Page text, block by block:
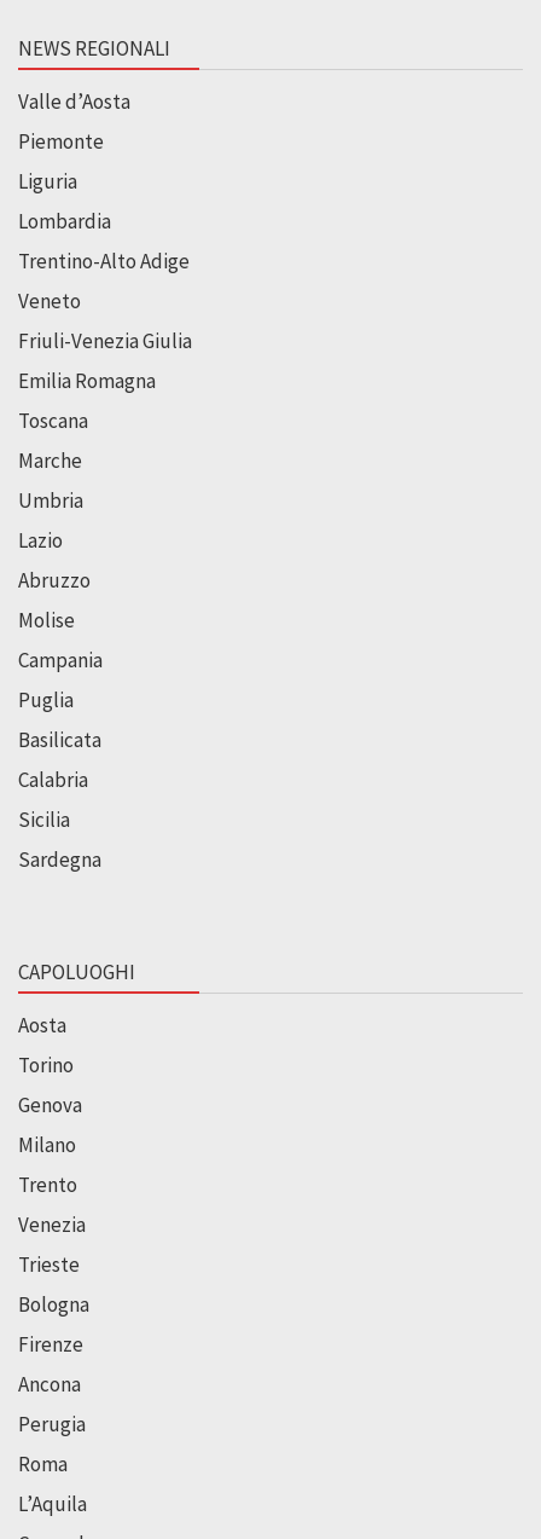
NEWS REGIONALI
Valle d’Aosta
Piemonte
Liguria
Lombardia
Trentino-Alto Adige
Veneto
Friuli-Venezia Giulia
Emilia Romagna
Toscana
Marche
Umbria
Lazio
Abruzzo
Molise
Campania
Puglia
Basilicata
Calabria
Sicilia
Sardegna
CAPOLUOGHI
Aosta
Torino
Genova
Milano
Trento
Venezia
Trieste
Bologna
Firenze
Ancona
Perugia
Roma
L’Aquila